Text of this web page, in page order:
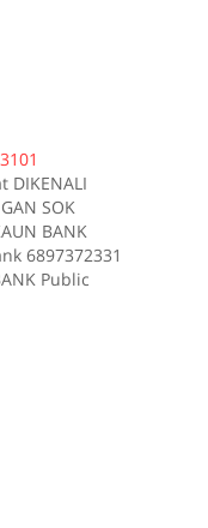
DIKENALI
SOK
BANK
6897372331
Public